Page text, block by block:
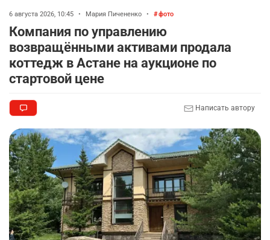
6 августа 2026, 10:45 • Мария Пичененко • фото
Компания по управлению
возвращёнными активами продала
коттедж в Астане на аукционе по
стартовой цене
Написать автору